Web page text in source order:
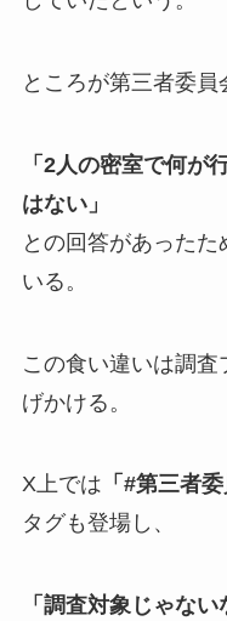
ところが第三者委員
「2人の密室で何が
はない」
との回答があった
いる。
この食い違いは調
げかける。
X上では 「#第三者
タグも登場し、
「調査対象じゃな